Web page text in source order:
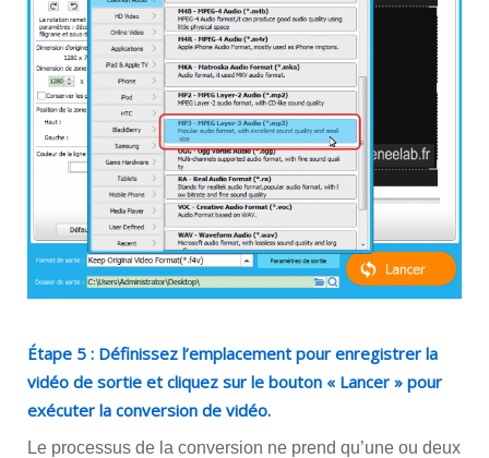
Étape 5 : Définissez l’emplacement pour enregistrer la
vidéo de sortie et cliquez sur le bouton « Lancer » pour
exécuter la conversion de vidéo.
Le processus de la conversion ne prend qu’une ou deux